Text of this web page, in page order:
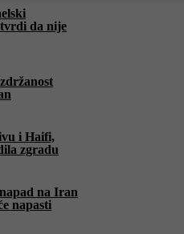
da nije
i Haifi,
zgradu
na Iran
napasti